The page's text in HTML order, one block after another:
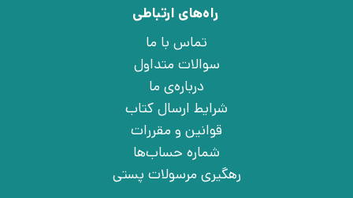
راه‌های ارتباطی
تماس با ما
سوالات متداول
درباره‌ی ما
شرایط ارسال کتاب
قوانین و مقررات
شماره حساب‌ها
رهگیری مرسولات پستی